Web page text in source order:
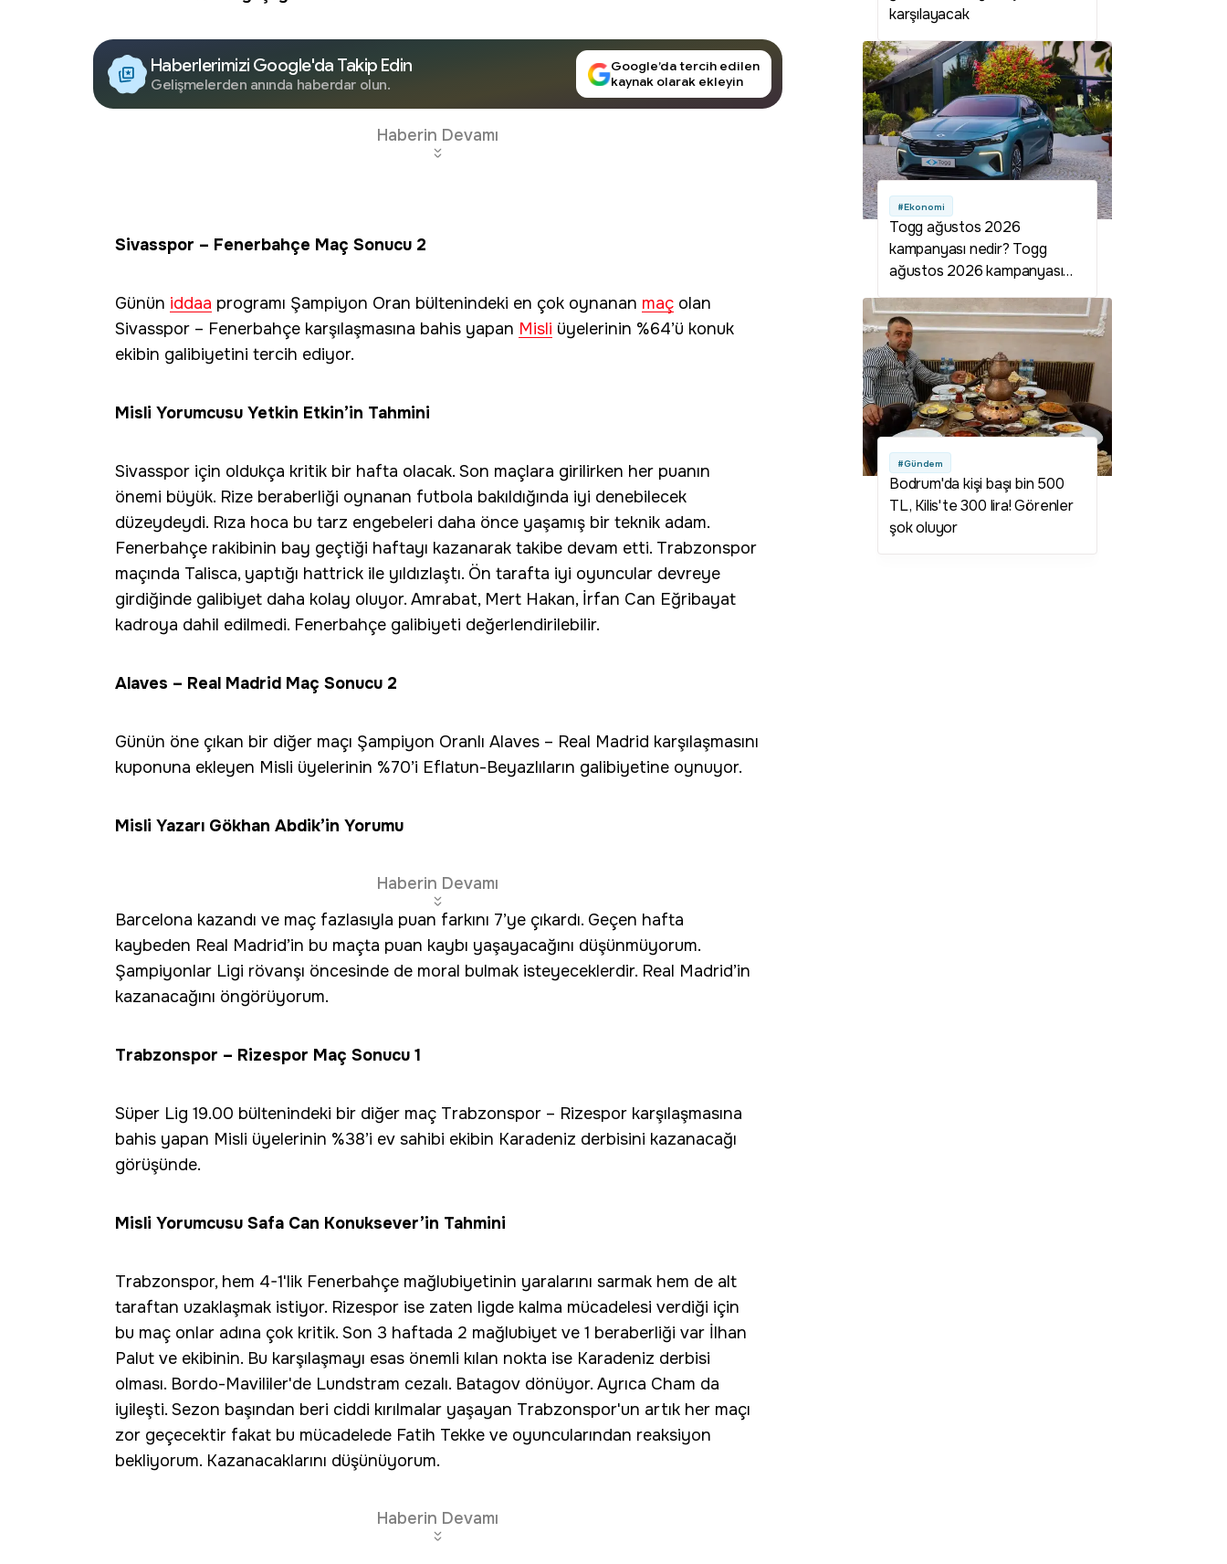
Haberlerimizi Google'da Takip Edin
Gelişmelerden anında haberdar olun.
Google’da tercih edilen
kaynak olarak ekleyin
Haberin Devamı
Sivasspor – Fenerbahçe Maç Sonucu 2
Günün iddaa programı Şampiyon Oran bültenindeki en çok oynanan maç olan
Sivasspor – Fenerbahçe karşılaşmasına bahis yapan Misli üyelerinin %64’ü konuk
ekibin galibiyetini tercih ediyor.
Misli Yorumcusu Yetkin Etkin’in Tahmini
Sivasspor için oldukça kritik bir hafta olacak. Son maçlara girilirken her puanın
önemi büyük. Rize beraberliği oynanan futbola bakıldığında iyi denebilecek
düzeydeydi. Rıza hoca bu tarz engebeleri daha önce yaşamış bir teknik adam.
Fenerbahçe rakibinin bay geçtiği haftayı kazanarak takibe devam etti. Trabzonspor
maçında Talisca, yaptığı hattrick ile yıldızlaştı. Ön tarafta iyi oyuncular devreye
girdiğinde galibiyet daha kolay oluyor. Amrabat, Mert Hakan, İrfan Can Eğribayat
kadroya dahil edilmedi. Fenerbahçe galibiyeti değerlendirilebilir.
Alaves – Real Madrid Maç Sonucu 2
Günün öne çıkan bir diğer maçı Şampiyon Oranlı Alaves – Real Madrid karşılaşmasını
kuponuna ekleyen Misli üyelerinin %70’i Eflatun-Beyazlıların galibiyetine oynuyor.
Misli Yazarı Gökhan Abdik’in Yorumu
Haberin Devamı
Barcelona kazandı ve maç fazlasıyla puan farkını 7’ye çıkardı. Geçen hafta
kaybeden Real Madrid’in bu maçta puan kaybı yaşayacağını düşünmüyorum.
Şampiyonlar Ligi rövanşı öncesinde de moral bulmak isteyeceklerdir. Real Madrid’in
kazanacağını öngörüyorum.
Trabzonspor – Rizespor Maç Sonucu 1
Süper Lig 19.00 bültenindeki bir diğer maç Trabzonspor – Rizespor karşılaşmasına
bahis yapan Misli üyelerinin %38’i ev sahibi ekibin Karadeniz derbisini kazanacağı
görüşünde.
Misli Yorumcusu Safa Can Konuksever’in Tahmini
Trabzonspor, hem 4-1'lik Fenerbahçe mağlubiyetinin yaralarını sarmak hem de alt
taraftan uzaklaşmak istiyor. Rizespor ise zaten ligde kalma mücadelesi verdiği için
bu maç onlar adına çok kritik. Son 3 haftada 2 mağlubiyet ve 1 beraberliği var İlhan
Palut ve ekibinin. Bu karşılaşmayı esas önemli kılan nokta ise Karadeniz derbisi
olması. Bordo-Mavililer'de Lundstram cezalı. Batagov dönüyor. Ayrıca Cham da
iyileşti. Sezon başından beri ciddi kırılmalar yaşayan Trabzonspor'un artık her maçı
zor geçecektir fakat bu mücadelede Fatih Tekke ve oyuncularından reaksiyon
bekliyorum. Kazanacaklarını düşünüyorum.
Haberin Devamı
karşılayacak
#Ekonomi
Togg ağustos 2026
kampanyası nedir? Togg
ağustos 2026 kampanyası
kampanyası var mı? Togg
ağustos kampanyası var mı?
Togg 800 bin TL kampanyası
nedir? Togg 800 bin lira
kampanyası şartları neler?
#Gündem
Bodrum'da kişi başı bin 500
TL, Kilis'te 300 lira! Görenler
şok oluyor